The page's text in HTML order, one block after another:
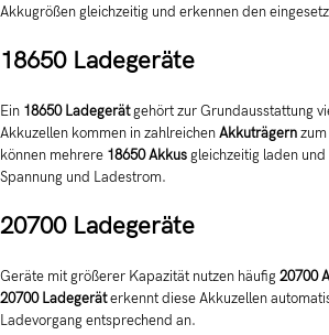
Akkugrößen gleichzeitig und erkennen den
18650 Ladegeräte
Ein 18650 Ladegerätgehört zur Grundausstattung
Akkuzellen kommen in zahlreichenAkkuträgern
können mehrere 18650 Akkusgleichzeitig laden
Spannung und Ladestrom.
20700 Ladegeräte
Geräte mit größerer Kapazität nutzen häufig 20700
20700 Ladegeräterkennt diese Akkuzellen
Ladevorgang entsprechend an.